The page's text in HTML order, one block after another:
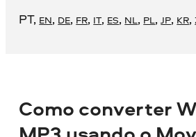
PT, EN, DE, FR, IT, ES, NL, PL,JP, KR,
Como converter